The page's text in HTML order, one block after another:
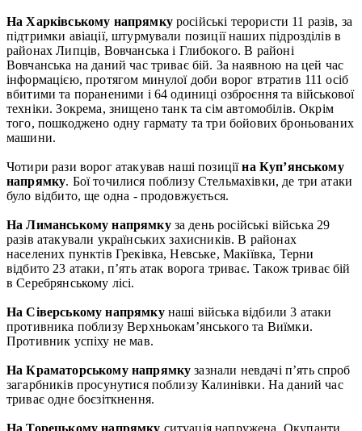
На Харківському напрямку російські терористи 11 разів, за
підтримки авіації, штурмували позиції наших підрозділів в
районах Липців, Вовчанська і Глибокого. В районі
Вовчанська на даний час триває бій. За наявною на цей час
інформацією, протягом минулої доби ворог втратив 111 осіб
вбитими та пораненими і 64 одиниці озброєння та військової
техніки. Зокрема, знищено танк та сім автомобілів. Окрім
того, пошкоджено одну гармату та три бойових броньованих
машини.
Чотири рази ворог атакував наші позиціїна Куп’янському
напрямку. Бої точилися поблизу Стельмахівки, де три атаки
було відбито, ще одна - продовжується.
На Лиманському напрямкуза день російські війська 29
разів атакували українських захисників. В районах
населених пунктів Греківка, Невське, Макіївка, Терни
відбито 23 атаки, п’ять атак ворога триває. Також триває бій
в Серебрянському лісі.
На Сіверському напрямкунаші війська відбили 3 атаки
противника поблизу Верхньокам’янського та Виїмки.
Противник успіху не мав.
На Краматорському напрямкузазнали невдачі п’ять спроб
загарбників просунутися поблизу Калинівки. На даний час
триває одне боєзіткнення.
На Торецькому напрямку ситуація напружена. Окупанти